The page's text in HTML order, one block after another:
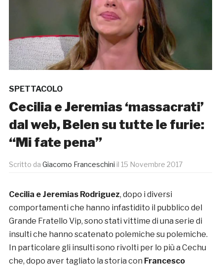
SPETTACOLO
Cecilia e Jeremias ‘massacrati’
dal web, Belen su tutte le furie:
“Mi fate pena”
Scritto da Giacomo Franceschini il 15 Novembre 2017
Cecilia e Jeremias Rodriguez, dopo i diversi
comportamenti che hanno infastidito il pubblico del
Grande Fratello Vip, sono stati vittime di una serie di
insulti che hanno scatenato polemiche su polemiche.
In particolare gli insulti sono rivolti per lo più a Cechu
che, dopo aver tagliato la storia con Francesco